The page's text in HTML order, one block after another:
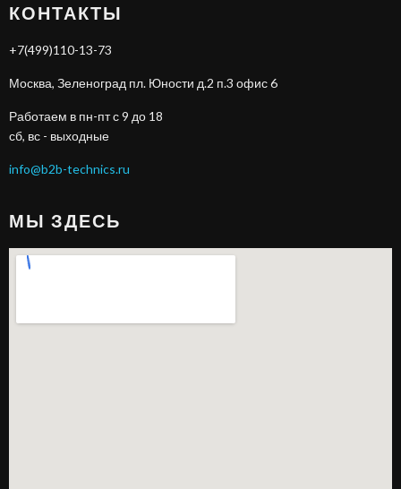
КОНТАКТЫ
+7(499)110-13-73
Москва, Зеленоград пл. Юности д.2 п.3 офис 6
Работаем в пн-пт с 9 до 18
сб, вс - выходные
info@b2b-technics.ru
МЫ ЗДЕСЬ